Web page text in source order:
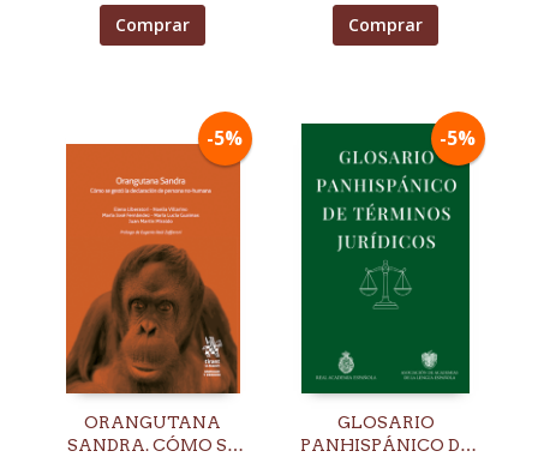
Comprar Comprar
-5%
ORANGUTANA
SANDRA. CÓMO SE
-5%
GLOSARIO
PANHISPÁNICO DE